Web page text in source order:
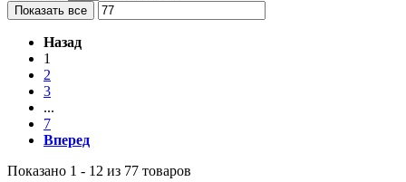
Показать все
Назад
1
2
3
...
7
Вперед
Показано 1 - 12 из 77 товаров